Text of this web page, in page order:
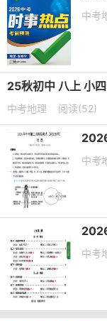
中考
25秋初中 八上 小
中考地理 阅读(52)
中考
中考